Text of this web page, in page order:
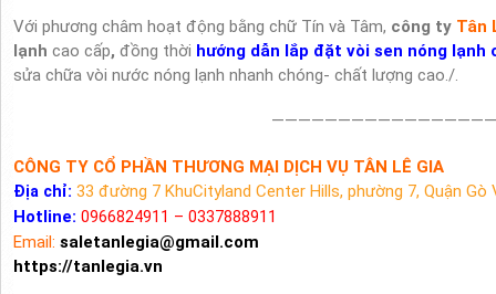
Với phương châm hoạt động bằng chữ Tín và Tâm, công ty Tân
lạnh cao cấp, đồng thời hướng dẫn lắp đặt vòi sen nóng lạnh
sửa chữa vòi nước nóng lạnh nhanh chóng- chất lượng cao./.
CÔNG TY CỔ PHẦN THƯƠNG MẠI DỊCH VỤ TÂN LÊ GIA
Địa chỉ: 33 đường 7 KhuCityland Center Hills, phường 7, Quận Gò
Hotline: 0966824911 – 0337888911
Email: saletanlegia@gmail.com
https://tanlegia.vn